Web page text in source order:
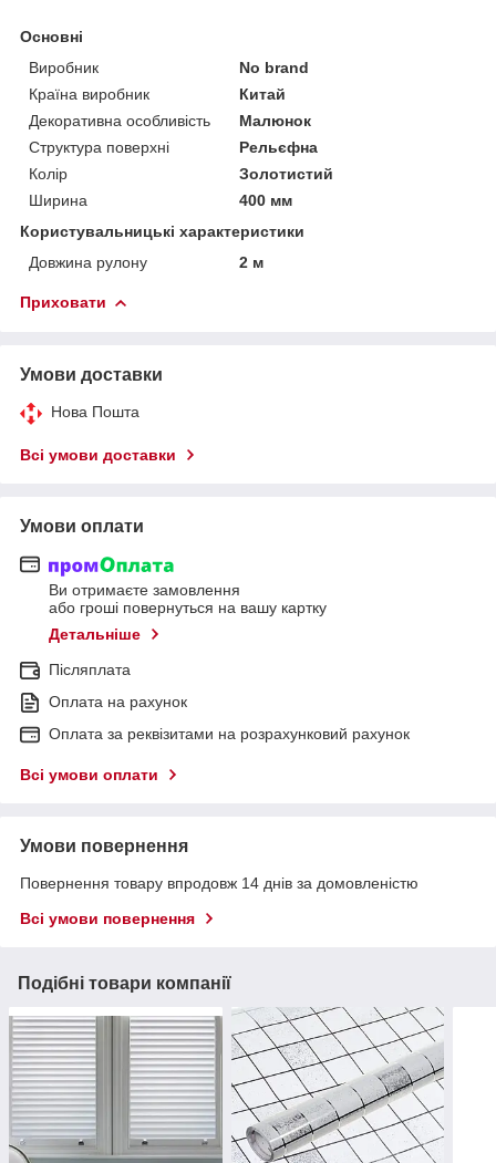
Основні
Виробник
No brand
Країна виробник
Китай
Декоративна особливість
Малюнок
Структура поверхні
Рельєфна
Колір
Золотистий
Ширина
400 мм
Користувальницькі характеристики
Довжина рулону
2 м
Приховати
Умови доставки
Нова Пошта
Всі умови доставки
Умови оплати
Ви отримаєте замовлення
або гроші повернуться на вашу картку
Детальніше
Післяплата
Оплата на рахунок
Оплата за реквізитами на розрахунковий рахунок
Всі умови оплати
Умови повернення
Повернення товару впродовж 14 днів за домовленістю
Всі умови повернення
Подібні товари компанії